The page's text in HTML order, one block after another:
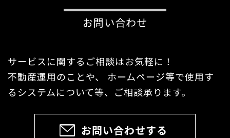
お問い合わせ
サービスに関するご相談はお気軽に！
不動産運用のことや、 ホームページ等で使用す
るシステムについて等、ご相談承ります。
お問い合わせする